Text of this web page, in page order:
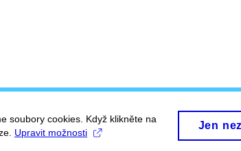
soubory cookies. Když klikněte na
Upravit možnosti
Jen